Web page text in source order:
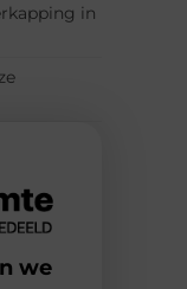
in
we